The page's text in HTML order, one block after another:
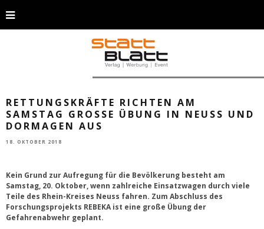
Blue alarm police light on toned background 3d
RETTUNGSKRÄFTE RICHTEN AM
SAMSTAG GROSSE ÜBUNG IN NEUSS UND D
ORMAGEN AUS
18. OKTOBER 2018
Kein Grund zur Aufregung für die Bevölkerung besteht am
Samstag, 20. Oktober, wenn zahlreiche Einsatzwagen durch viele
Teile des Rhein-Kreises Neuss fahren. Zum Abschluss des
Forschungsprojekts REBEKA ist eine große Übung der
Gefahrenabwehr geplant.